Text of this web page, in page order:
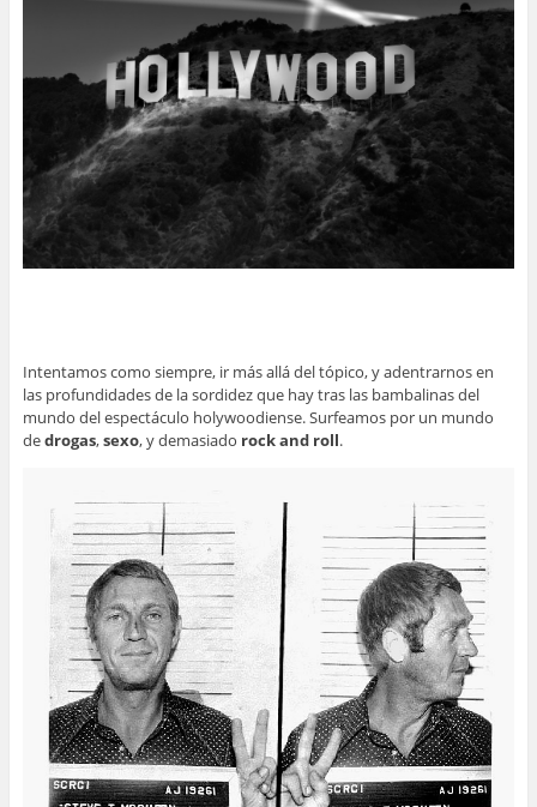
Intentamos como siempre, ir más allá del tópico, y adentrarnos en
las profundidades de la sordidez que hay tras las bambalinas del
mundo del espectáculo holywoodiense. Surfeamos por un mundo
dedrogas,sexo, y demasiado rock and roll.